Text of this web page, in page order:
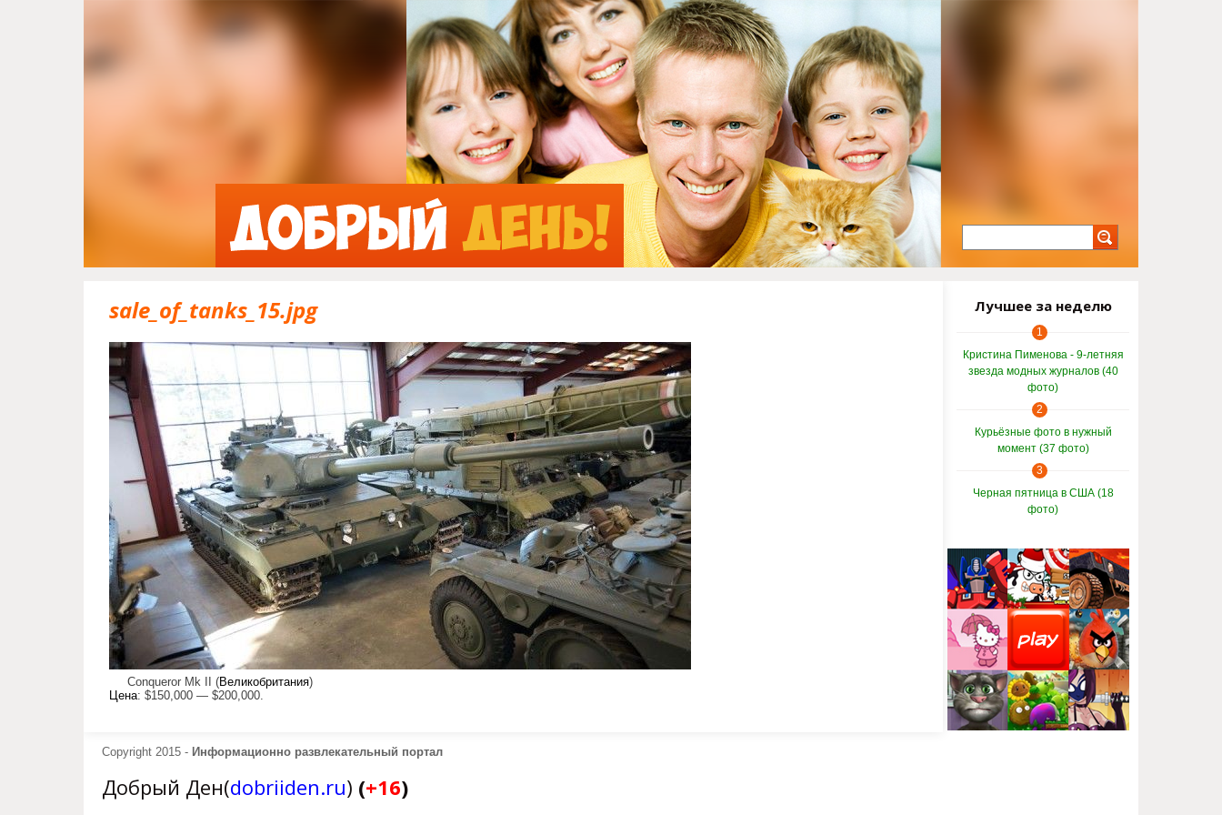
Jump to Navigation
sale_of_tanks_15.jpg
Conqueror Mk II (Великобритания)
Цена: $150,000 — $200,000.
Лучшее за неделю
1
Кристина Пименова - 9-летняя
звезда модных журналов (40
фото)
2
Курьёзные фото в нужный
момент (37 фото)
3
Черная пятница в США (18
фото)
Copyright 2015 - Информационно развлекательный портал
Добрый Ден(dobriiden.ru) (+16)